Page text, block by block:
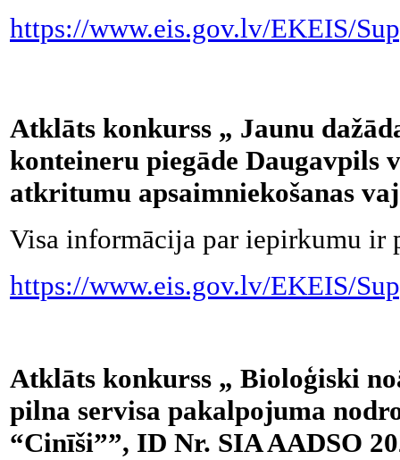
https://www.eis.gov.lv/EKEIS/
Atklāts konkurss „ Jaunu
konteineru piegāde Daugavpils
atkritumu apsaimniekošanas
Visa informācija par iepirkumu ir
https://www.eis.gov.lv/EKEIS/
Atklāts konkurss „ Bioloģiski
pilna servisa pakalpojuma
“Cinīši””, ID Nr. SIA AADSO